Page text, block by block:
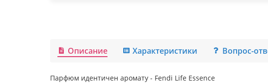
Описание Характеристики Вопрос-
Парфюм идентичен аромату - Fendi Life Essence